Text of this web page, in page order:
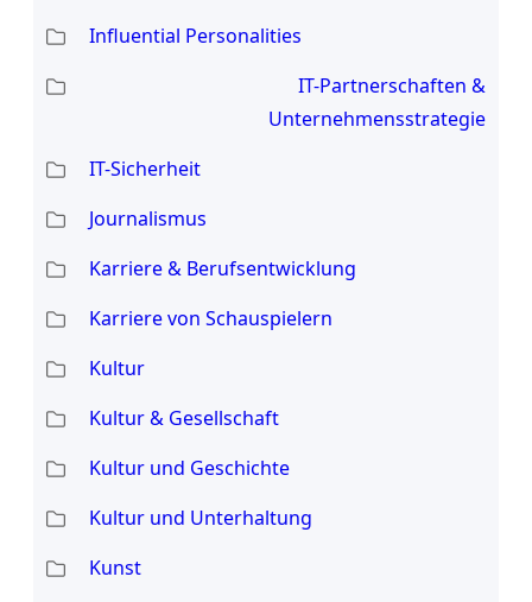
Influential Personalities
IT-Partnerschaften &
Unternehmensstrategie
IT-Sicherheit
Journalismus
Karriere & Berufsentwicklung
Karriere von Schauspielern
Kultur
Kultur & Gesellschaft
Kultur und Geschichte
Kultur und Unterhaltung
Kunst